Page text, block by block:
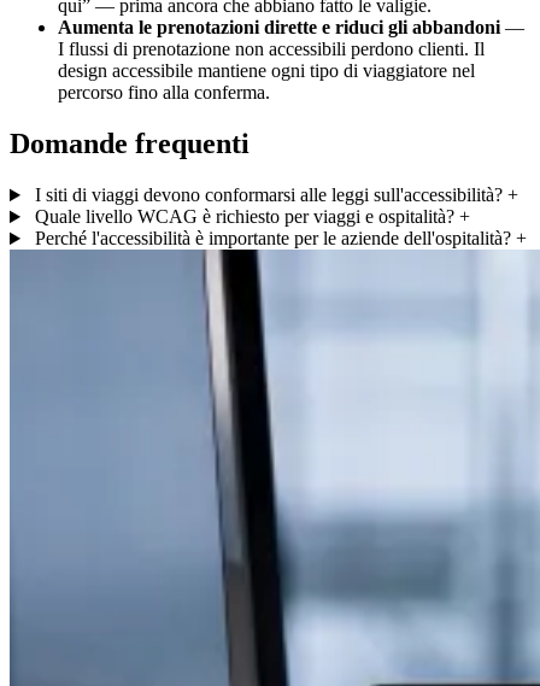
qui” — prima ancora che abbiano fatto le valigie.
Aumenta le prenotazioni dirette e riduci gli abbandoni —
I flussi di prenotazione non accessibili perdono clienti. Il
design accessibile mantiene ogni tipo di viaggiatore nel
percorso fino alla conferma.
Domande frequenti
I siti di viaggi devono conformarsi alle leggi sull'accessibilità? +
Quale livello WCAG è richiesto per viaggi e ospitalità? +
Perché l'accessibilità è importante per le aziende dell'ospitalità? +